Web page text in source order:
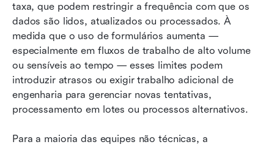
taxa, que podem restringir a frequência com que os
dados são lidos, atualizados ou processados. À
medida que o uso de formulários aumenta —
especialmente em fluxos de trabalho de alto volume
ou sensíveis ao tempo — esses limites podem
introduzir atrasos ou exigir trabalho adicional de
engenharia para gerenciar novas tentativas,
processamento em lotes ou processos alternativos.
Para a maioria das equipes não técnicas, a